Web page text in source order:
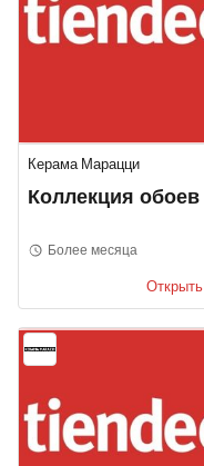
Керама Марацци
Коллекция обоев
Более месяца
Открыть